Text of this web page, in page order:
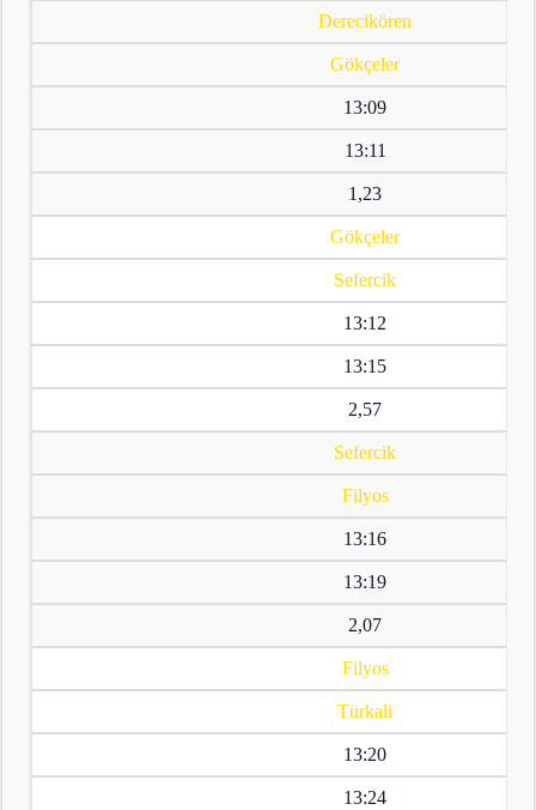
Derecikören
Gökçeler
13:09
13:11
1,23
Gökçeler
Sefercik
13:12
13:15
2,57
Sefercik
Filyos
13:16
13:19
2,07
Filyos
Türkali
13:20
13:24